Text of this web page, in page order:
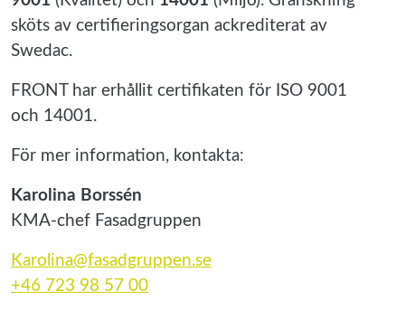
sköts av certifieringsorgan ackrediterat av
Swedac.
FRONT har erhållit certifikaten för ISO 9001
och 14001.
För mer information, kontakta:
Karolina Borssén
KMA-chef Fasadgruppen
Karolina@fasadgruppen.se
+46 723 98 57 00